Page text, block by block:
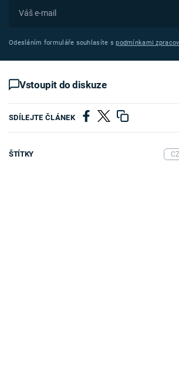
Odesláním formuláře souhlasíte spodmínkami
Vstoupit do diskuze
SDÍLEJTE ČLÁNEK
ŠTÍTKY